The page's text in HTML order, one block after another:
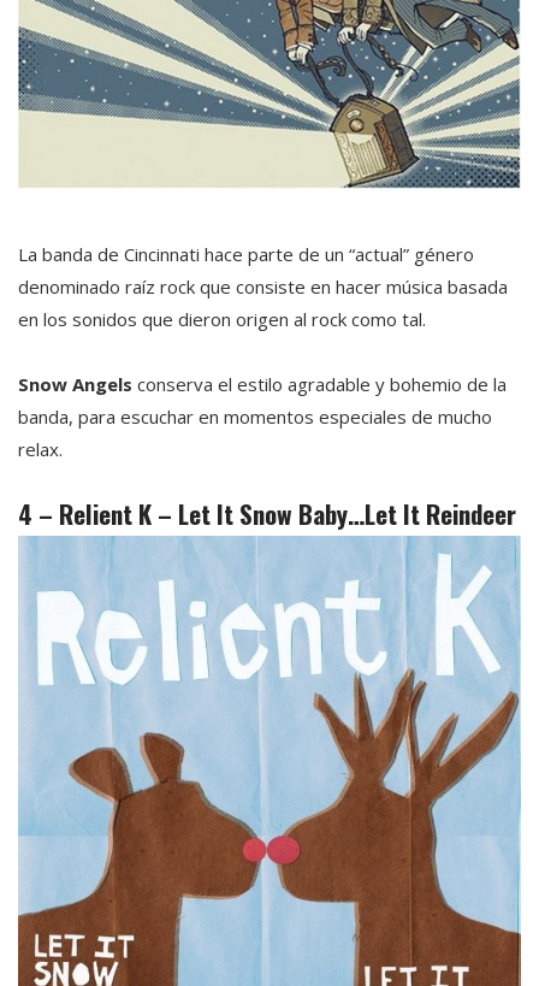
La banda de Cincinnati hace parte de un “actual” género
denominado raíz rock que consiste en hacer música basada
en los sonidos que dieron origen al rock como tal.
Snow Angels conserva el estilo agradable y bohemio de la
banda, para escuchar en momentos especiales de mucho
relax.
4 – Relient K – Let It Snow Baby…Let It Reindeer